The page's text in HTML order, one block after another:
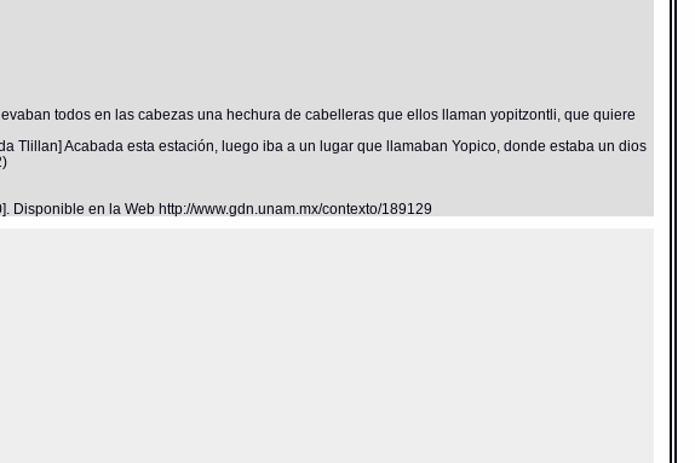
todos en las cabezas una hechura de cabelleras que ellos llaman yopitzontli, que quiere
Tlillan] Acabada esta estación, luego iba a un lugar que llamaban Yopico, donde estaba un dios
en la Web http://www.gdn.unam.mx/contexto/189129